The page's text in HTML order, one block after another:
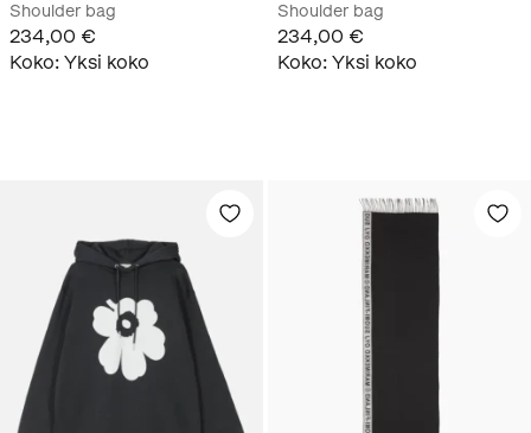
Shoulder bag
234,00 €
Koko: Yksi koko
Shoulder bag
234,00 €
Koko: Yksi koko